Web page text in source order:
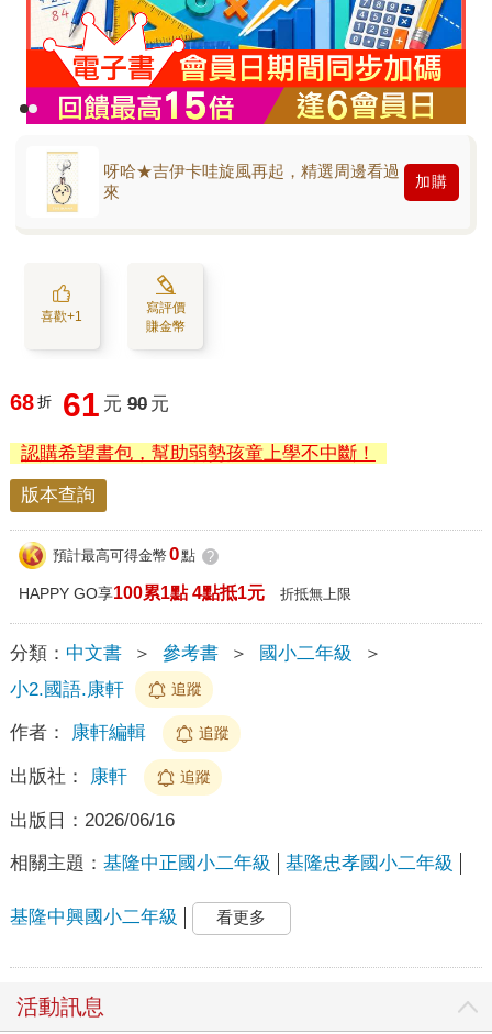
呀哈★吉伊卡哇旋風再起，精選周邊看過
來
加購
喜歡+1
寫評價
賺金幣
68 折 61 元 90 元
認購希望書包，幫助弱勢孩童上學不中斷！
版本查詢
預計最高可得金幣 0點 ?
HAPPY GO享100累1點 4點抵1元 折抵無上限
分類： 中文書 ＞ 參考書 ＞ 國小二年級
＞
小2.國語.康軒
追蹤
作者： 康軒編輯 追蹤
出版社： 康軒 追蹤
出版日： 2026/06/16
相關主題： 基隆中正國小二年級 基隆忠孝國小二年級
基隆中興國小二年級 看更多
活動訊息